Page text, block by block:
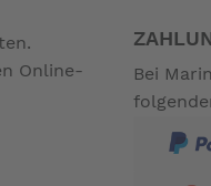
Online-
Bei